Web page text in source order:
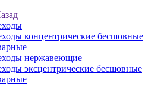
концентрические бесшовные
нержавеющие
эксцентрические бесшовные